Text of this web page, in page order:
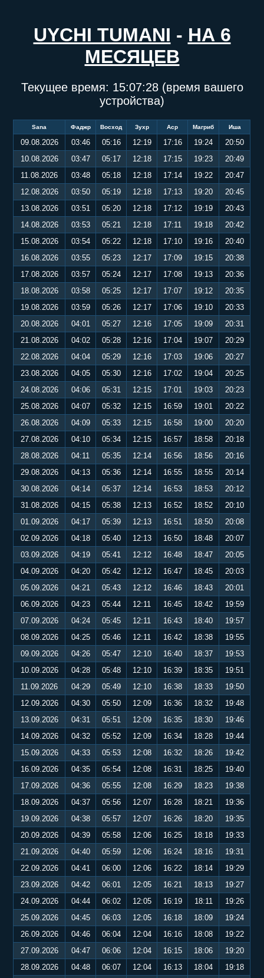
UYCHI TUMANI - НА 6
МЕСЯЦЕВ
Текущее время: 15:07:28(время вашего
устройства)
Sana Фаджр Восход Зухр Аср Магриб Иша
09.08.2026 03:46 05:16 12:19 17:16 19:24
20:50
10.08.2026
03:47 05:17 12:18 17:15 19:23
20:49
11.08.2026
03:48 05:18 12:18 17:14 19:22
20:47
12.08.2026
03:50 05:19 12:18 17:13 19:20
20:45
13.08.2026
03:51 05:20 12:18 17:12 19:19
20:43
14.08.2026
03:53 05:21 12:18 17:11 19:18
20:42
15.08.2026
03:54 05:22 12:18 17:10 19:16
20:40
16.08.2026
03:55 05:23 12:17 17:09 19:15
20:38
17.08.2026
03:57 05:24 12:17 17:08 19:13
20:36
18.08.2026
03:58 05:25 12:17 17:07 19:12
20:35
19.08.2026
03:59 05:26 12:17 17:06 19:10
20:33
20.08.2026
04:01 05:27 12:16 17:05 19:09
20:31
21.08.2026
04:02 05:28 12:16 17:04 19:07
20:29
22.08.2026
04:04 05:29 12:16 17:03 19:06
20:27
23.08.2026
04:05 05:30 12:16 17:02 19:04
20:25
24.08.2026
04:06 05:31 12:15 17:01 19:03
20:23
25.08.2026
04:07 05:32 12:15 16:59 19:01
20:22
26.08.2026
04:09 05:33 12:15 16:58 19:00
20:20
27.08.2026
04:10 05:34 12:15 16:57 18:58
20:18
28.08.2026
04:11 05:35 12:14 16:56 18:56
20:16
29.08.2026
04:13 05:36 12:14 16:55 18:55
20:14
30.08.2026
04:14 05:37 12:14 16:53 18:53
20:12
31.08.2026
04:15 05:38 12:13 16:52 18:52
20:10
01.09.2026
04:17 05:39 12:13 16:51 18:50
20:08
02.09.2026
04:18 05:40 12:13 16:50 18:48
20:07
03.09.2026
04:19 05:41 12:12 16:48 18:47
20:05
04.09.2026
04:20 05:42 12:12 16:47 18:45
20:03
05.09.2026
04:21 05:43 12:12 16:46 18:43
20:01
06.09.2026
04:23 05:44 12:11 16:45 18:42
19:59
07.09.2026
04:24 05:45 12:11 16:43 18:40
19:57
08.09.2026
04:25 05:46 12:11 16:42 18:38
19:55
09.09.2026
04:26 05:47 12:10 16:40 18:37
19:53
10.09.2026
04:28 05:48 12:10 16:39 18:35
19:51
11.09.2026
04:29 05:49 12:10 16:38 18:33
19:50
12.09.2026
04:30 05:50 12:09 16:36 18:32
19:48
13.09.2026
04:31 05:51 12:09 16:35 18:30
19:46
14.09.2026
04:32 05:52 12:09 16:34 18:28
19:44
15.09.2026
04:33 05:53 12:08 16:32 18:26
19:42
16.09.2026
04:35 05:54 12:08 16:31 18:25
19:40
17.09.2026
04:36 05:55 12:08 16:29 18:23
19:38
18.09.2026
04:37 05:56 12:07 16:28 18:21
19:36
19.09.2026
04:38 05:57 12:07 16:26 18:20
19:35
20.09.2026
04:39 05:58 12:06 16:25 18:18
19:33
21.09.2026
04:40 05:59 12:06 16:24 18:16
19:31
22.09.2026
04:41 06:00 12:06 16:22 18:14
19:29
23.09.2026
04:42 06:01 12:05 16:21 18:13
19:27
24.09.2026
04:44 06:02 12:05 16:19 18:11
19:26
25.09.2026
04:45 06:03 12:05 16:18 18:09
19:24
26.09.2026
04:46 06:04 12:04 16:16 18:08
19:22
27.09.2026
04:47 06:06 12:04 16:15 18:06
19:20
28.09.2026
04:48 06:07 12:04 16:13 18:04
19:18